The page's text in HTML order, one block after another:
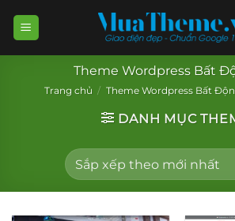
Theme Wordpress Bất
Trang chủ / Theme Wordpress Bất
DANH MỤC